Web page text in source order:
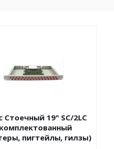
Стоечный 19" SC/2LC
пигтейлы, гилзы)